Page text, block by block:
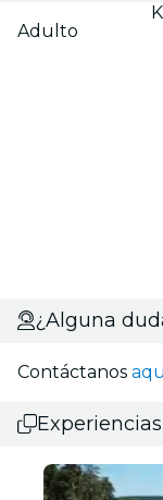
Adulto
¿Alguna
Contáctanos